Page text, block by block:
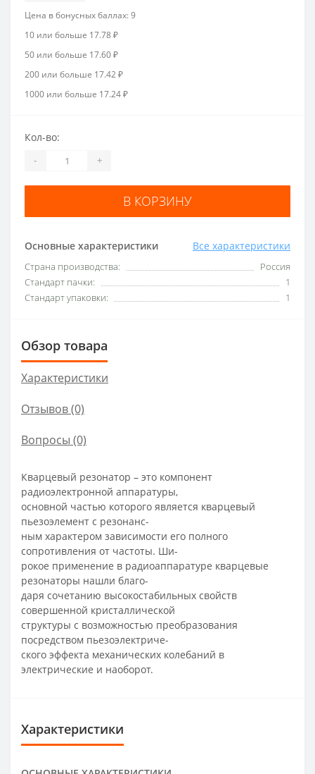
Цена в бонусных баллах: 9
10 или больше 17.78 ₽
50 или больше 17.60 ₽
200 или больше 17.42 ₽
1000 или больше 17.24 ₽
Основные характеристики Все характеристики
Страна производства:
Россия
Стандарт пачки:
1
Стандарт упаковки:
1
Кол-во:
- +
В КОРЗИНУ
Обзор товара
Характеристики
Отзывов (0)
Вопросы (0)
Кварцевый резонатор – это компонент
радиоэлектронной аппаратуры,
основной частью которого является кварцевый
пьезоэлемент с резонанс-
ным характером зависимости его полного
сопротивления от частоты. Ши-
рокое применение в радиоаппаратуре кварцевые
резонаторы нашли благо-
даря сочетанию высокостабильных свойств
совершенной кристаллической
структуры с возможностью преобразования
посредством пьезоэлектриче-
ского эффекта механических колебаний в
электрические и наоборот.
Характеристики